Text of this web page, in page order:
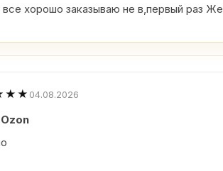
все хорошо заказываю не в,первый раз
04.08.2026